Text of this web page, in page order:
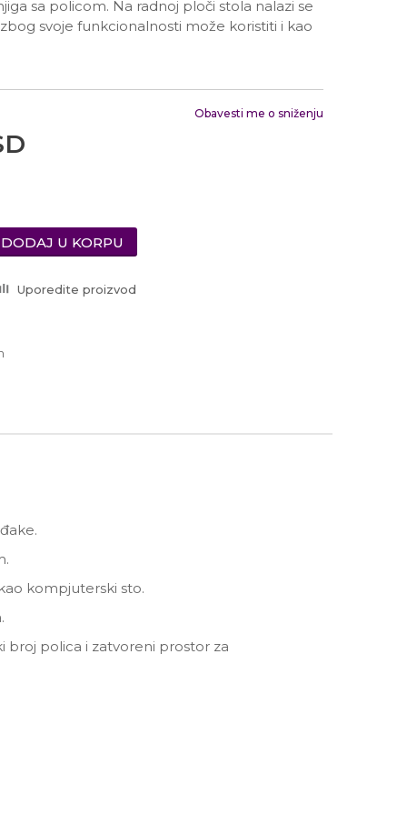
sa policom. Na radnoj ploči stola nalazi se
svoje funkcionalnosti može koristiti i kao
Obavesti me o sniženju
DODAJ U KORPU
Uporedite proizvod
Ponedeljak - Petak od
Pišite nam
office@urbanline.rs
kompjuterski sto.
broj polica i zatvoreni prostor za